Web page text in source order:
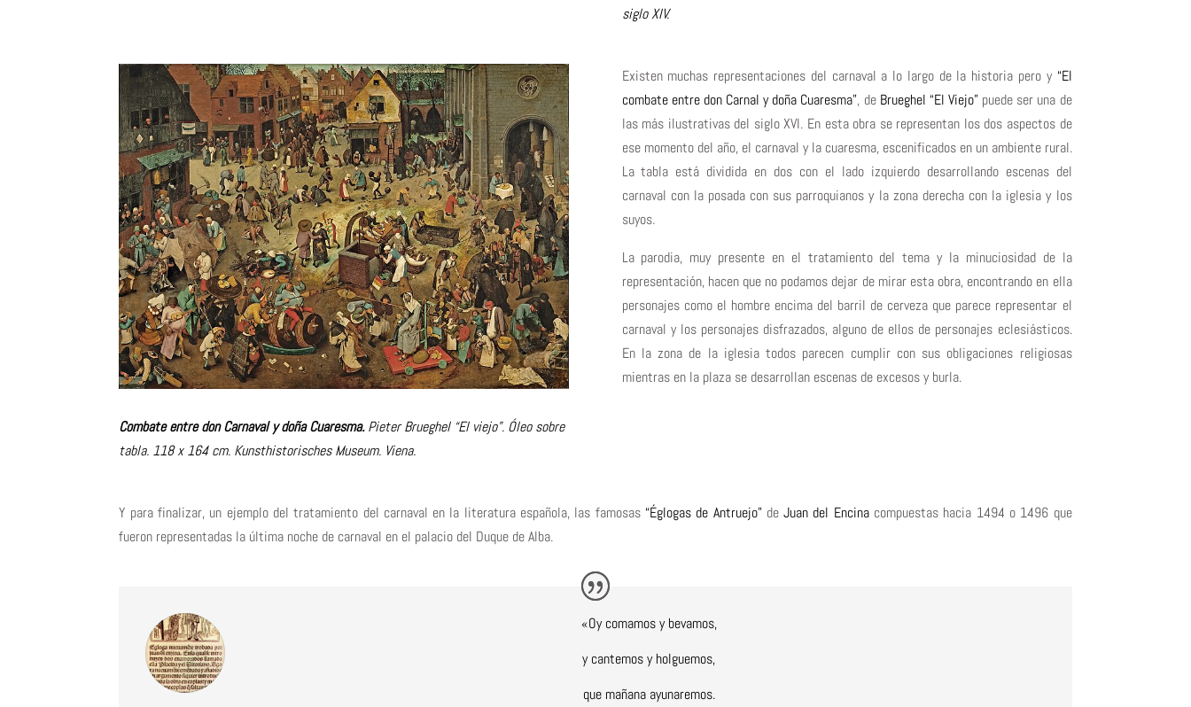
siglo XIV.
Combate entre don Carnaval y doña Cuaresma.Pieter Brueghel “El viejo”. Óleo sobre
tabla. 118 x 164 cm. Kunsthistorisches Museum. Viena.
Existen muchas representaciones del carnaval a lo largo de la historia pero y “El
combate entre don Carnal y doña Cuaresma”, deBrueghel “El Viejo” puede ser una de
las más ilustrativas del siglo XVI. En esta obra se representan los dos aspectos de
ese momento del año, el carnaval y la cuaresma, escenificados en un ambiente rural.
La tabla está dividida en dos con el lado izquierdo desarrollando escenas del
carnaval con la posada con sus parroquianos y la zona derecha con la iglesia y los
suyos.
La parodia, muy presente en el tratamiento del tema y la minuciosidad de la
representación, hacen que no podamos dejar de mirar esta obra, encontrando en ella
personajes como el hombre encima del barril de cerveza que parece representar el
carnaval y los personajes disfrazados, alguno de ellos de personajes eclesiásticos.
En la zona de la iglesia todos parecen cumplir con sus obligaciones religiosas
mientras en la plaza se desarrollan escenas de excesos y burla.
Y para finalizar, un ejemplo del tratamiento del carnaval en la literatura española, las famosas “Églogas de Antruejo” deJuan del Encinacompuestas hacia 1494 o 1496 que
fueron representadas la última noche de carnaval en el palacio del Duque de Alba.
«Oy comamos y bevamos,
y cantemos y holguemos,
que mañana ayunaremos.